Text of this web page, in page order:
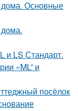
дома. Основные
и LS Стандарт.
«ML” и
посёлок